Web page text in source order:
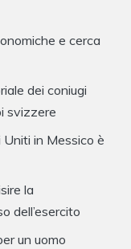
e cerca
dei coniugi
svizzere
in Messico è
la
dell’esercito
un uomo